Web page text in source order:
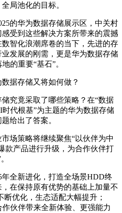
局池化的目标。
的华为数据存储展示区，中关村
受到这些解决方案所带来的震撼
智化浪潮席卷的当下，先进的存
发展的刚需，更是华为数据存储
的重要“基石”。
据存储又将如何做？
究竟采取了哪些策略？ 在“数据
代根基”为主题的华为数据存储
给出了答案。
场策略将继续聚焦“以伙伴为中
款产品进行升级，为合作伙伴打
全新进化，打造全场景HDD终
在保持原有优势的基础上加量不
断优化，生态适配大幅提升；
伙伴带来全新体验、更强能力